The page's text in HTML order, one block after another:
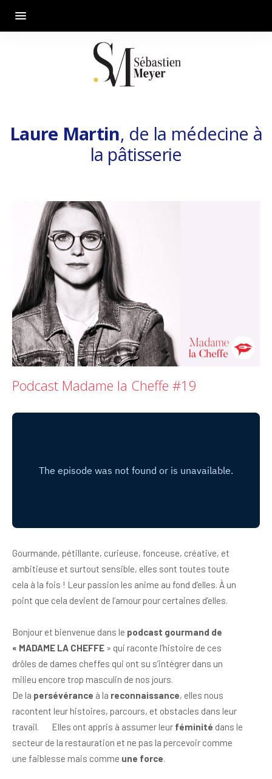
Laure Martin, de la médecine à
la pâtisserie
Podcast Madame la Cheffe #19
Gourmande, pétillante, curieuse, fonceuse, créative, et
ambitieuse et surtout sensible, elles sont toutes toute
cela à la fois ! Leur passion les anime au fond d’elles. À un
point que cela devient de l’amour pour certaines d’elles.
Bonjour et bienvenue dans le podcast gourmand de
« MADAME LA CHEFFE » qui raconte l’histoire de ces
drôles de dames cheffes qui ont su s’intégrer dans un
milieu encore trop masculin de nos jours.
De la persévérance à la reconnaissance, elles nous
racontent leur histoires, parcours, et obstacles dans leur
travail. Elles ont appris à assumer leur féminité dans le
secteur de la restauration et ne pas la percevoir comme
une faiblesse mais comme une force.